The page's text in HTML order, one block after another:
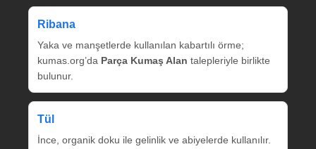
Ribana
Yaka ve manşetlerde kullanılan kabartılı örme;
kumas.org’da Parça Kumaş Alan talepleriyle birlikte
bulunur.
Tül
İnce, organik doku ile gelinlik ve abiyelerde kullanılır.